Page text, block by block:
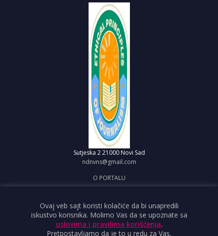
Sutjeska 2 21000 Novi Sad
ndnvns@gmail.com
O PORTALU
OBJAVI VEST
USLOVI KORIŠĆENJA
Ovaj veb sajt koristi kolačiće da bi unapredili
iskustvo korisnika. Molimo Vas da se upoznate sa
uslovima i pravilima korišćenja.
Pretpostavljamo da je to u redu za Vas.